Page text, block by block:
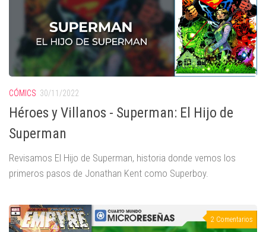
CÓMICS 30/11/2022
Héroes y Villanos - Superman: El Hijo de
Superman
Revisamos El Hijo de Superman, historia donde vemos los
primeros pasos de Jonathan Kent como Superboy.
2 Comentarios